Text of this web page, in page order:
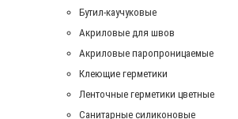
Бутил-каучуковые
Акриловые для швов
Акриловые паропроницаемые
Клеющие герметики
Ленточные герметики цветные
Санитарные силиконовые